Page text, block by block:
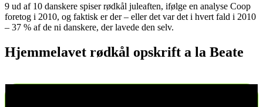
9 ud af 10 danskere spiser rødkål juleaften, ifølge en analyse Coop
foretog i 2010, og faktisk er der – eller det var det i hvert fald i 2010
– 37 % af de ni danskere, der lavede den selv.
Hjemmelavet rødkål opskrift a la Beate